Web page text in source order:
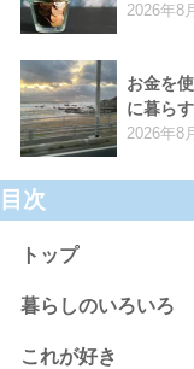
2026年8
お金を
に暮ら
2026年8
目次
トップ
暮らしのいろいろ
これが好き